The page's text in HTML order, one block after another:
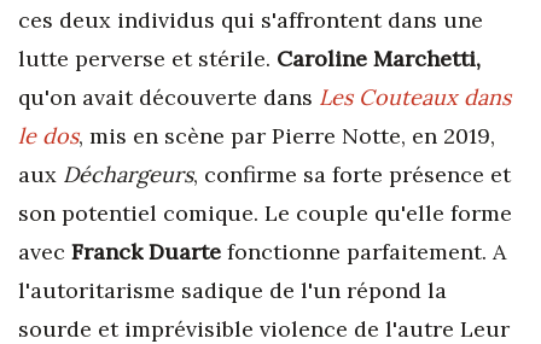
ces deux individus qui s'affrontent dans une
lutte perverse et stérile. Caroline Marchetti,
qu'on avait découverte dans Les Couteaux dans
le dos, mis en scène par Pierre Notte, en 2019,
aux Déchargeurs, confirme sa forte présence et
son potentiel comique. Le couple qu'elle forme
avec Franck Duarte fonctionne parfaitement. A
l'autoritarisme sadique de l'un répond la
sourde et imprévisible violence de l'autre Leur